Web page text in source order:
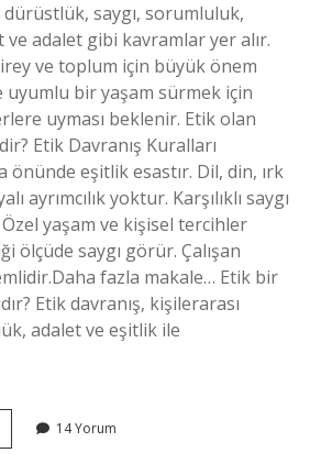
saygı, sorumluluk,
adalet gibi kavramlar yer alır.
ve toplum için büyük önem
uyumlu bir yaşam sürmek için
uyması beklenir. Etik olan
Etik Davranış Kuralları
önünde eşitlik esastır. Dil, din, ırk
ayrımcılık yoktur. Karşılıklı saygı
yaşam ve kişisel tercihler
ölçüde saygı görür. Çalışan
fazla makale… Etik bir
Etik davranış, kişilerarası
adalet ve eşitlik ile
14 Yorum